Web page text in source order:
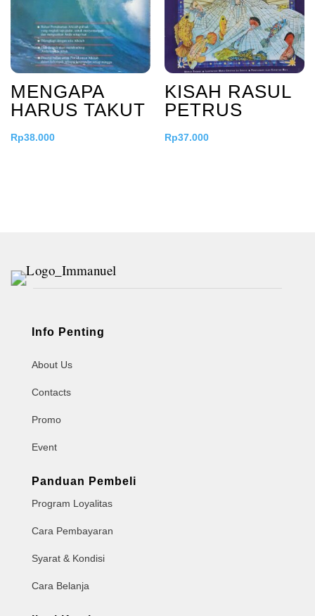
MENGAPA
HARUS TAKUT
Rp38.000
KISAH RASUL
PETRUS
Rp37.000
Info Penting
About Us
Contacts
Promo
Event
Panduan Pembeli
Program Loyalitas
Cara Pembayaran
Syarat & Kondisi
Cara Belanja